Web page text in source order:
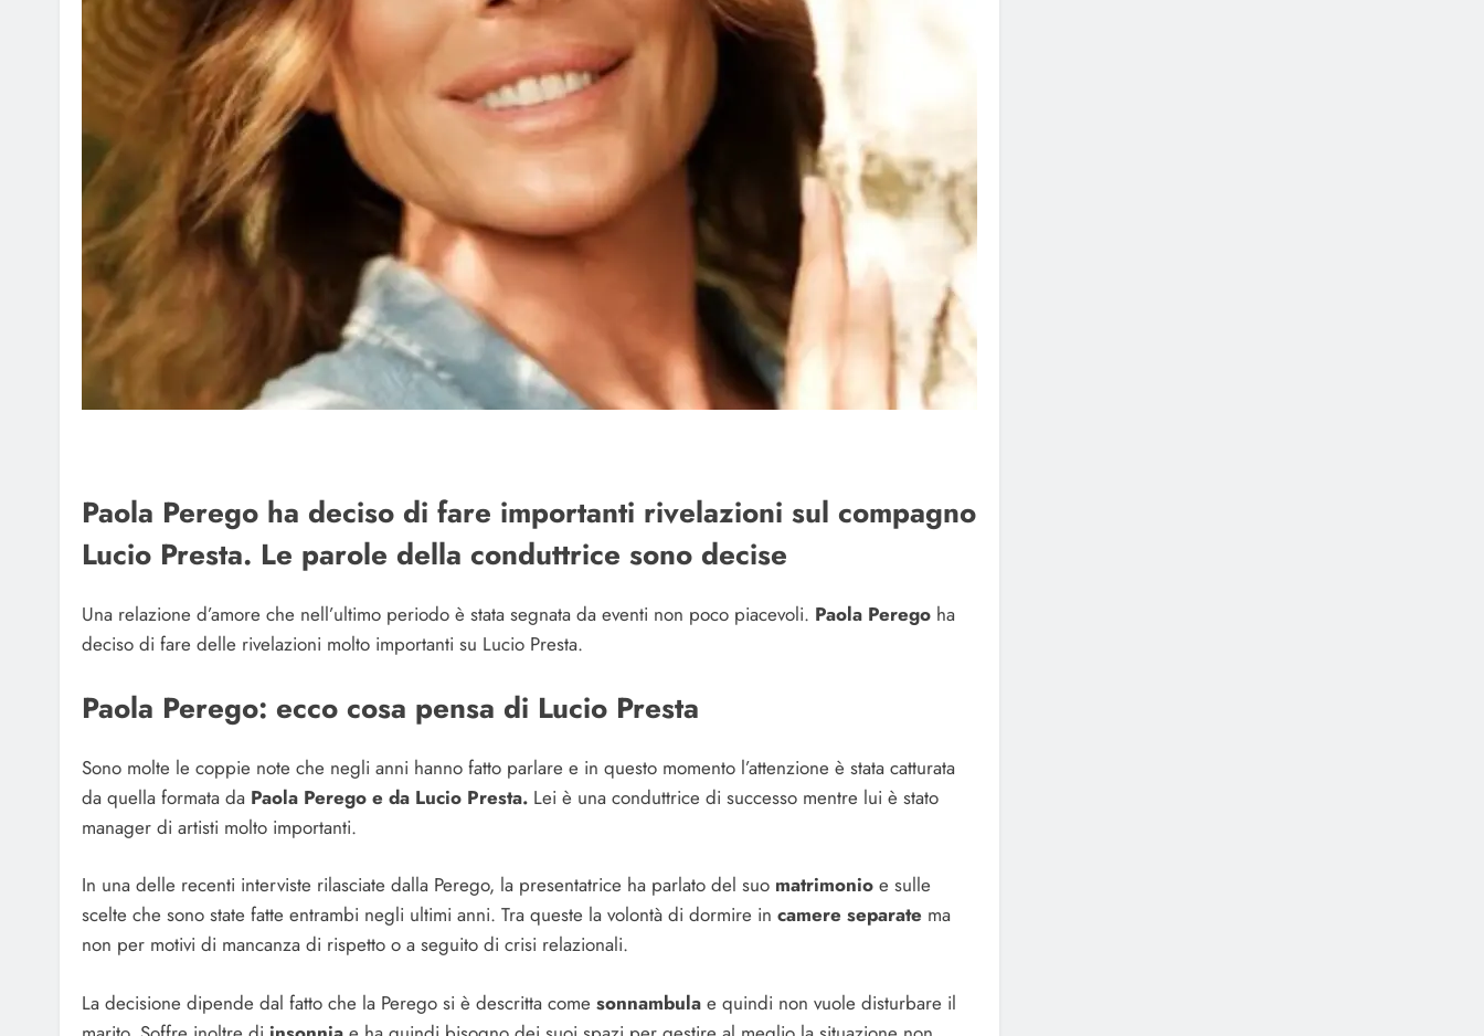
Paola Perego ha deciso di fare importanti rivelazioni sul compagno
Lucio Presta. Le parole della conduttrice sono decise
Una relazione d’amore che nell’ultimo periodo è stata segnata da eventi non poco piacevoli. Paola Perego ha
deciso di fare delle rivelazioni molto importanti su Lucio Presta.
Paola Perego: ecco cosa pensa di Lucio Presta
Sono molte le coppie note che negli anni hanno fatto parlare e in questo momento l’attenzione è stata catturata
da quella formata da Paola Perego e da Lucio Presta. Lei è una conduttrice di successo mentre lui è stato
manager di artisti molto importanti.
In una delle recenti interviste rilasciate dalla Perego, la presentatrice ha parlato del suo matrimonio e sulle
scelte che sono state fatte entrambi negli ultimi anni. Tra queste la volontà di dormire in camere separate ma
non per motivi di mancanza di rispetto o a seguito di crisi relazionali.
La decisione dipende dal fatto che la Perego si è descritta come sonnambula e quindi non vuole disturbare il